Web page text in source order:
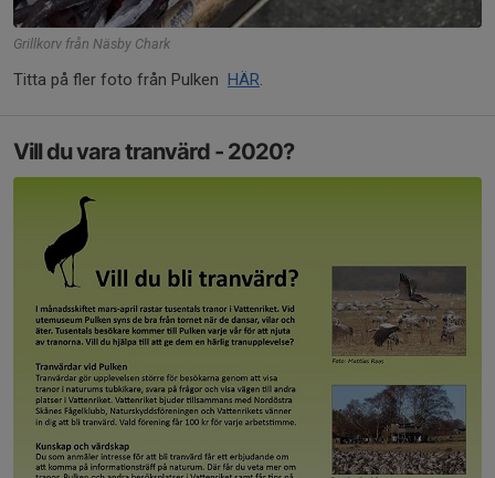
Grillkorv från Näsby Chark
Titta på fler foto från Pulken HÄR
Vill du vara tranvärd - 2020?